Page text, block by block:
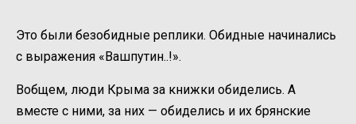
Это были безобидные реплики. Обидные начинались
с выражения «Вашпутин..!».
Вобщем, люди Крыма за книжки обиделись. А
вместе с ними, за них — обиделись и их брянские